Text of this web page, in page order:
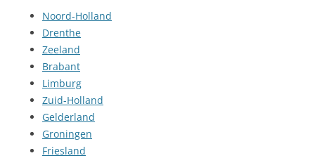
Noord-Holland
Drenthe
Zeeland
Brabant
Limburg
Zuid-Holland
Gelderland
Groningen
Friesland